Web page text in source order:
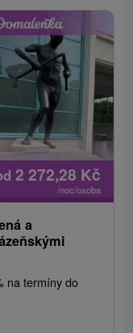
2 272,28 Kč
/noc/osoba
a
na termíny do